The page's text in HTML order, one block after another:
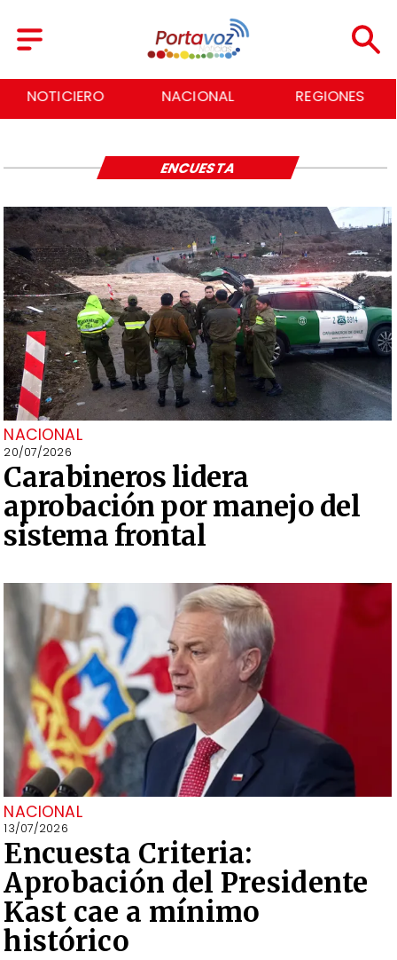
NOTICIERO NACIONAL REGIONES
NACIONAL
20/07/2026
Carabineros lidera
aprobación por manejo del
sistema frontal
NACIONAL
13/07/2026
Encuesta Criteria:
Aprobación del Presidente
Kast cae a mínimo
histórico
ENCUESTA